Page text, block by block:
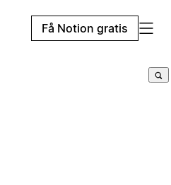
Få Notion gratis